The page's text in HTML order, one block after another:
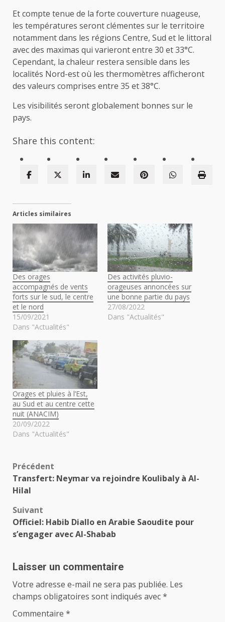
Et compte tenue de la forte couverture nuageuse,
les températures seront clémentes sur le territoire
notamment dans les régions Centre, Sud et le littoral
avec des maximas qui varieront entre 30 et 33°C.
Cependant, la chaleur restera sensible dans les
localités Nord-est où les thermomètres afficheront
des valeurs comprises entre 35 et 38°C.
Les visibilités seront globalement bonnes sur le
pays.
Share this content:
Articles similaires
Des orages
accompagnés de vents
forts sur le sud, le centre
et le nord
15/09/2021
Dans "Actualités"
Des activités pluvio-
orageuses annoncées sur
une bonne partie du pays
27/08/2022
Dans "Actualités"
Orages et pluies à l’Est,
au Sud et au centre cette
nuit (ANACIM)
20/09/2022
Dans "Actualités"
Navigation
d’article
Précédent
Transfert: Neymar va rejoindre Koulibaly à Al-
Hilal
Suivant
Officiel: Habib Diallo en Arabie Saoudite pour
s’engager avec Al-Shabab
Laisser un commentaire
Votre adresse e-mail ne sera pas publiée. Les
champs obligatoires sont indiqués avec*
Commentaire *